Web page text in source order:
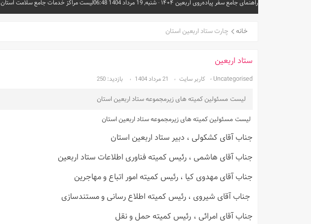
راهنمای جامع سفر پیاده‌روی اربعین ۱۴۰۴ -شنبه, 19 مرداد 1404 06:48 لیست مراکز خدمات جامع سلامت استان
خانه چارت ستاد اربعین استان
ستاد اربعین
Uncategorised کاربر سایت 21 مرداد 1404 بازدید: 250
لیست مسئولین کمیته های زیرمجموعه ستاد اربعین استان
لیست مسئولین کمیته های زیرمجموعه ستاد اربعین استان
جناب آقای کشکولی ، دبیر ستاد اربعین استان
جناب آقای هاشمی ، رئیس کمیته فناوری اطلاعات ستاد اربعین
جناب آقای مهدوی کیا ، رئیس کمیته امور اتباع و مهاجرین
جناب آقای شیروی ، رئیس کمیته اطلاع رسانی و مستندسازی
جناب آقای امرائی ، رئیس کمیته حمل و نقل